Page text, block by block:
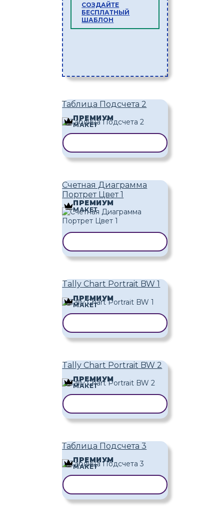
СОЗДАЙТЕ
БЕСПЛАТНЫЙ
ШАБЛОН
Таблица Подсчета 2
ПРЕМИУМ
МАКЕТ
Счетная Диаграмма
Портрет Цвет 1
ПРЕМИУМ
МАКЕТ
Tally Chart Portrait BW 1
ПРЕМИУМ
МАКЕТ
Tally Chart Portrait BW 2
ПРЕМИУМ
МАКЕТ
Таблица Подсчета 3
ПРЕМИУМ
МАКЕТ